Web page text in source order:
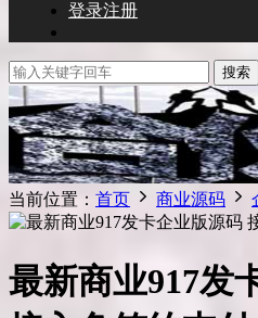
登录注册
搜索
当前位置： 首页 商业源码
最新商业917发